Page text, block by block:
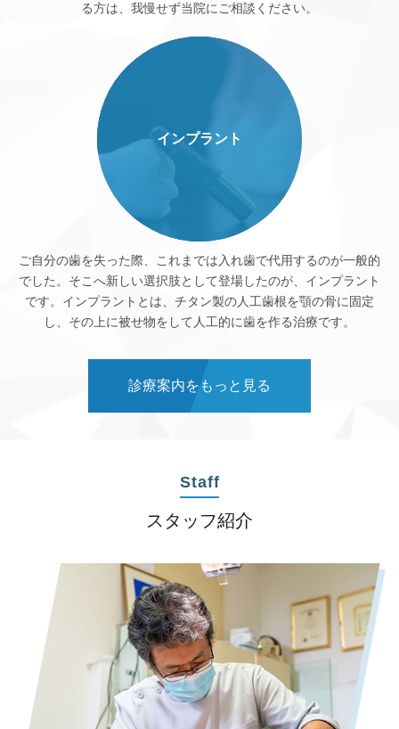
る方は、我慢せず当院にご相談ください。
インプラント
ご自分の歯を失った際、これまでは入れ歯で代用するのが一般的
でした。そこへ新しい選択肢として登場したのが、インプラント
です。インプラントとは、チタン製の人工歯根を顎の骨に固定
し、その上に被せ物をして人工的に歯を作る治療です。
診療案内をもっと見る
Staff
スタッフ紹介